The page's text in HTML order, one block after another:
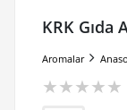
KRK Gıda
Aromalar
★★★★★